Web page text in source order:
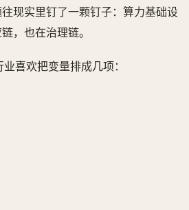
现实里钉了一颗钉子：算力基础设
，也在治理链。
喜欢把变量排成几项：